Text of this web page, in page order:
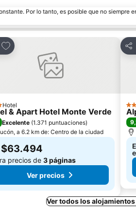
Por lo tanto, es posible que no siempre
Agregar a favoritos
Hotel
& Apart Hotel Monte Verde
Excelente (1.371 puntuaciones)
a 6.2 km de: Centro de la ciudad
$63.494
precios de 3 páginas
Ver precios
3
Ver todos los